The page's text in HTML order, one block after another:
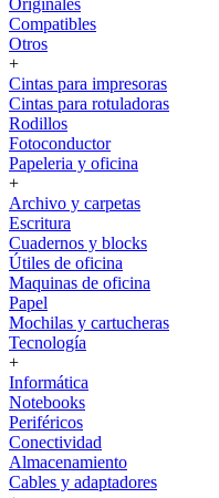
Originales
Compatibles
Otros
+
Cintas para impresoras
Cintas para rotuladoras
Rodillos
Fotoconductor
Papeleria y oficina
+
Archivo y carpetas
Escritura
Cuadernos y blocks
Útiles de oficina
Maquinas de oficina
Papel
Mochilas y cartucheras
Tecnología
+
Informática
Notebooks
Periféricos
Conectividad
Almacenamiento
Cables y adaptadores